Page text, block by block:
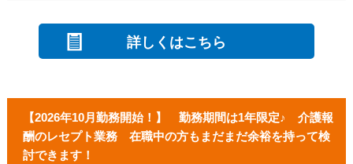
詳しくはこちら
【2026年10月勤務開始！】 勤務期間は1年限定♪ 介護報
酬のレセプト業務 在職中の方もまだまだ余裕を持って検
討できます！